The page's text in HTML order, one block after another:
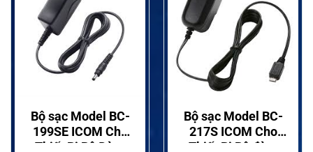
Bộ sạc Model BC-
199SE ICOM Cho
Thiết Bị Bộ Đàm
Bộ sạc Model BC-
217S ICOM Cho
Thiết Bị Bộ đàm